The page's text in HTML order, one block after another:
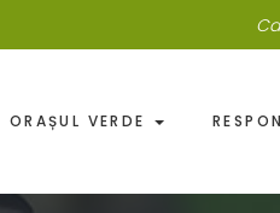
ORAȘUL VERDE